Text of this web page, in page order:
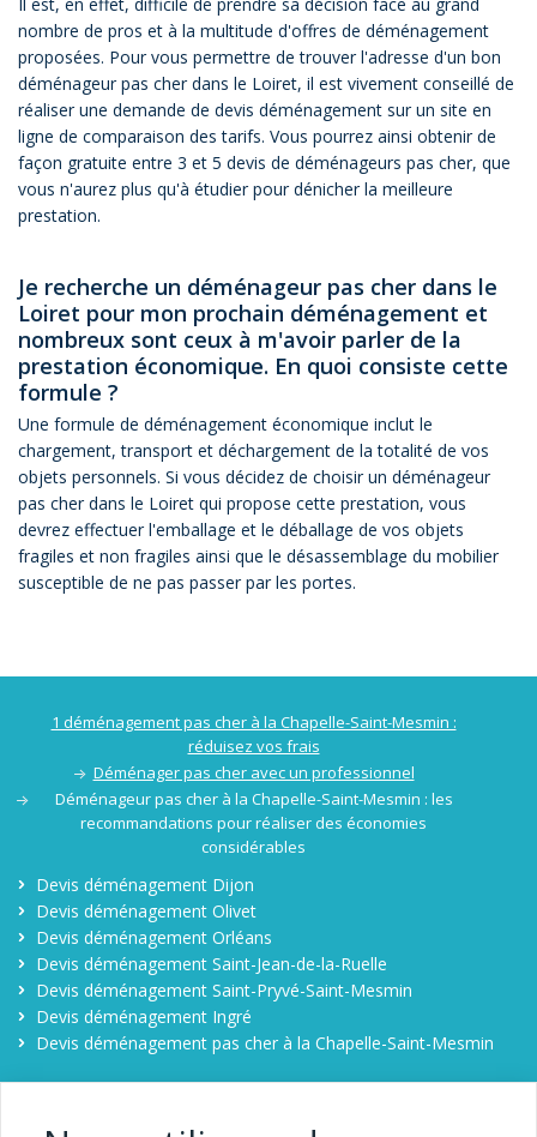
nombre de pros et à la multitude d'offres de déménagement
proposées. Pour vous permettre de trouver l'adresse d'un bon
déménageur pas cher dans le Loiret, il est vivement conseillé de
réaliser une demande de devis déménagement sur un site en
ligne de comparaison des tarifs. Vous pourrez ainsi obtenir de
façon gratuite entre 3 et 5 devis de déménageurs pas cher, que
vous n'aurez plus qu'à étudier pour dénicher la meilleure
prestation.
Je recherche un déménageur pas cher dans le
Loiret pour mon prochain déménagement et
nombreux sont ceux à m'avoir parler de la
prestation économique. En quoi consiste cette
formule ?
Une formule de déménagement économique inclut le
chargement, transport et déchargement de la totalité de vos
objets personnels. Si vous décidez de choisir un déménageur
pas cher dans le Loiret qui propose cette prestation, vous
devrez effectuer l'emballage et le déballage de vos objets
fragiles et non fragiles ainsi que le désassemblage du mobilier
susceptible de ne pas passer par les portes.
1 déménagement pas cher à la Chapelle-Saint-Mesmin :
réduisez vos frais
Déménager pas cher avec un professionnel
Déménageur pas cher à la Chapelle-Saint-Mesmin : les
recommandations pour réaliser des économies
considérables
Devis déménagement Dijon
Devis déménagement Olivet
Devis déménagement Orléans
Devis déménagement Saint-Jean-de-la-Ruelle
Devis déménagement Saint-Pryvé-Saint-Mesmin
Devis déménagement Ingré
Devis déménagement pas cher à la Chapelle-Saint-Mesmin